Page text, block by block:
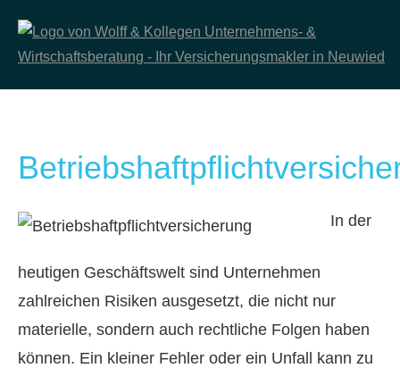
In der
heutigen Geschäftswelt sind Unternehmen
zahlreichen Risiken ausgesetzt, die nicht nur
materielle, sondern auch rechtliche Folgen haben
können. Ein kleiner Fehler oder ein Unfall kann zu